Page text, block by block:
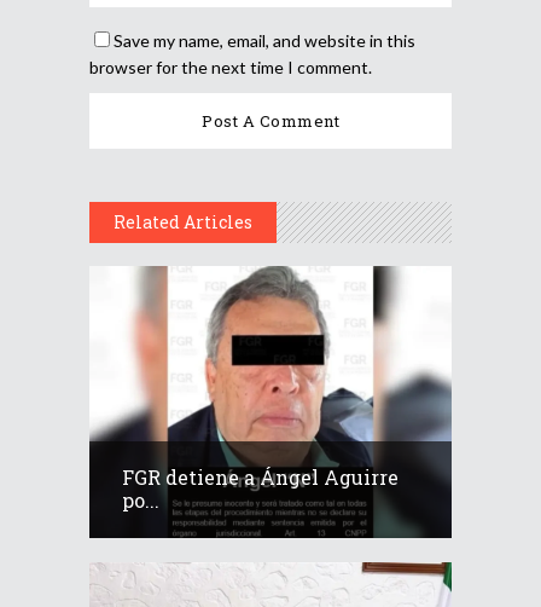
Save my name, email, and website in this
browser for the next time I comment.
Related Articles
FGR detiene a Ángel Aguirre
po...